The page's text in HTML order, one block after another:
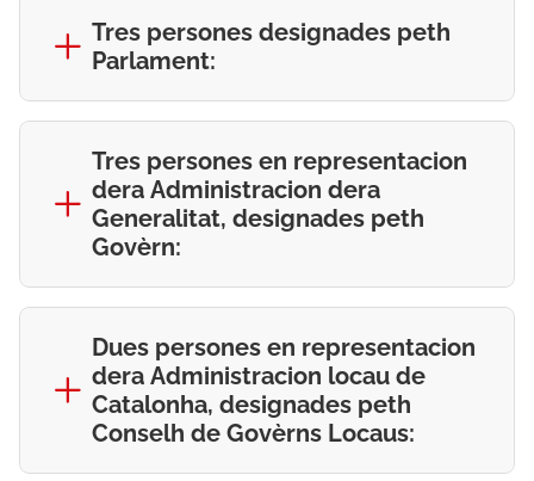
Tres persones designades peth
Parlament:
Tres persones en representacion
dera Administracion dera
Generalitat, designades peth
Govèrn:
Dues persones en representacion
dera Administracion locau de
Catalonha, designades peth
Conselh de Govèrns Locaus: